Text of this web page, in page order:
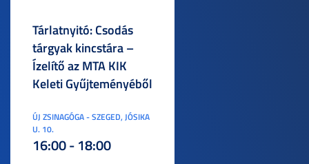
Tárlatnyitó: Csodás
tárgyak kincstára –
Ízelítő az MTA KIK
Keleti Gyűjteményéből
ÚJ ZSINAGÓGA - SZEGED, JÓSIKA
U. 10.
16:00 - 18:00